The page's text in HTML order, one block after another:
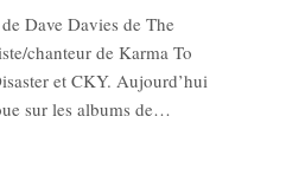
Dave Davies de The
chanteur de Karma To
et CKY. Aujourd’hui
sur les albums de…